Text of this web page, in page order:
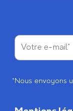
*Nous envoyons